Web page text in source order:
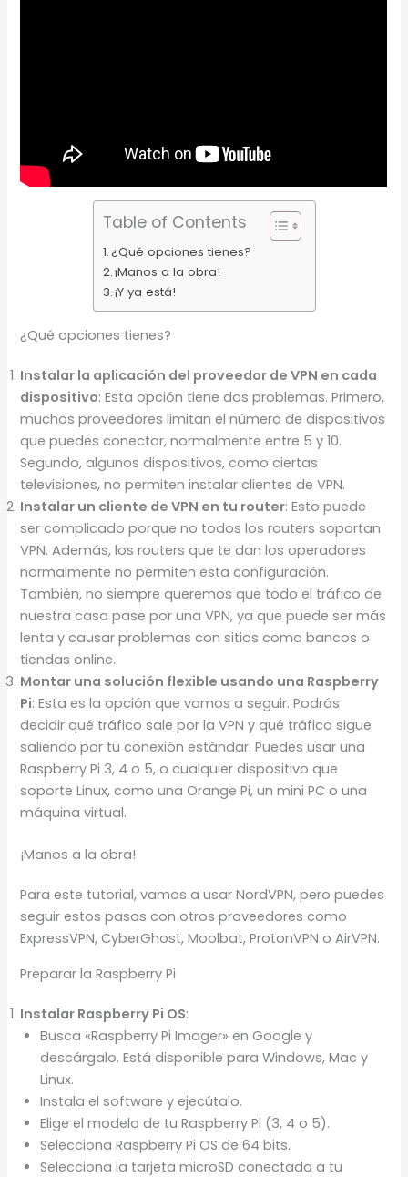
Table of Contents
¿Qué opciones tienes?
¡Manos a la obra!
¡Y ya está!
¿Qué opciones tienes?
Instalar la aplicación del proveedor de VPN en cada
dispositivo: Esta opción tiene dos problemas. Primero,
muchos proveedores limitan el número de dispositivos
que puedes conectar, normalmente entre 5 y 10.
Segundo, algunos dispositivos, como ciertas
televisiones, no permiten instalar clientes de VPN.
Instalar un cliente de VPN en tu router: Esto puede
ser complicado porque no todos los routers soportan
VPN. Además, los routers que te dan los operadores
normalmente no permiten esta configuración.
También, no siempre queremos que todo el tráfico de
nuestra casa pase por una VPN, ya que puede ser más
lenta y causar problemas con sitios como bancos o
tiendas online.
Montar una solución flexible usando una Raspberry
Pi: Esta es la opción que vamos a seguir. Podrás
decidir qué tráfico sale por la VPN y qué tráfico sigue
saliendo por tu conexión estándar. Puedes usar una
Raspberry Pi 3, 4 o 5, o cualquier dispositivo que
soporte Linux, como una Orange Pi, un mini PC o una
máquina virtual.
¡Manos a la obra!
Para este tutorial, vamos a usar NordVPN, pero puedes
seguir estos pasos con otros proveedores como
ExpressVPN, CyberGhost, Moolbat, ProtonVPN o AirVPN.
Preparar la Raspberry Pi
Instalar Raspberry Pi OS:
Busca «Raspberry Pi Imager» en Google y
descárgalo. Está disponible para Windows, Mac y
Linux.
Instala el software y ejecútalo.
Elige el modelo de tu Raspberry Pi (3, 4 o 5).
Selecciona Raspberry Pi OS de 64 bits.
Selecciona la tarjeta microSD conectada a tu